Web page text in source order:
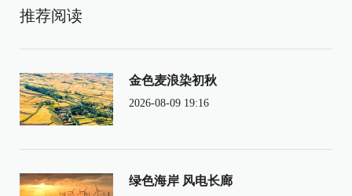
推荐阅读
金色麦浪染初秋
2026-08-09 19:16
绿色海岸 风电长廊